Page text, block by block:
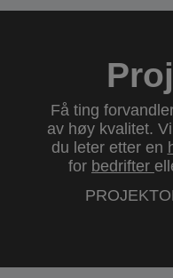
Få ting
av høy kvalitet.
du leter etter en
for bedrifter